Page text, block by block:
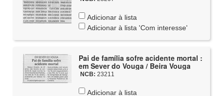
Adicionar à lista
Adicionar à lista 'Com interesse'
Pai de família sofre acidente mortal :
em Sever do Vouga / Beira Vouga
NCB: 23211
Adicionar à lista